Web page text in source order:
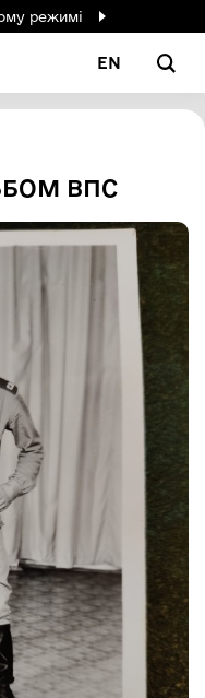
режимі
EN
ВПС